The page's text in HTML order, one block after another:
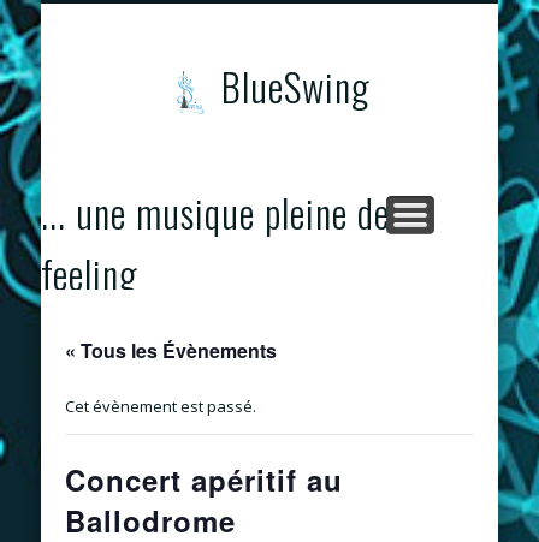
BlueSwing
... une musique pleine de
feeling
« Tous les Évènements
Cet évènement est passé.
Concert apéritif au
Ballodrome